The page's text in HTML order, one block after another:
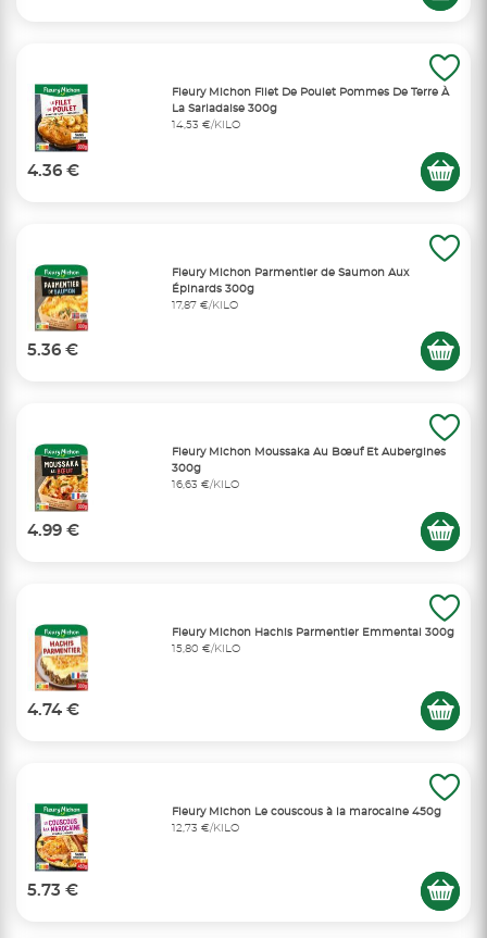
Fleury Michon Filet De Poulet Pommes De Terre À
La Sarladaise 300g
14,53 €/KILO
4.36 €
Fleury Michon Parmentier de Saumon Aux
Épinards 300g
17,87 €/KILO
5.36 €
Fleury Michon Moussaka Au Bœuf Et Aubergines
300g
16,63 €/KILO
4.99 €
Fleury Michon Hachis Parmentier Emmental 300g
15,80 €/KILO
4.74 €
Fleury Michon Le couscous à la marocaine 450g
12,73 €/KILO
5.73 €